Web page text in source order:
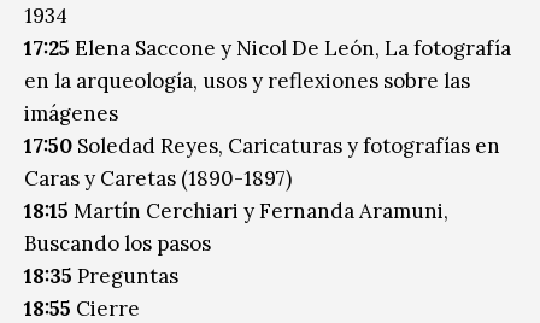
1934
17:25 Elena Saccone y Nicol De León, La fotografía
en la arqueología, usos y reflexiones sobre las
imágenes
17:50 Soledad Reyes, Caricaturas y fotografías en
Caras y Caretas (1890-1897)
18:15 Martín Cerchiari y Fernanda Aramuni,
Buscando los pasos
18:35 Preguntas
18:55 Cierre